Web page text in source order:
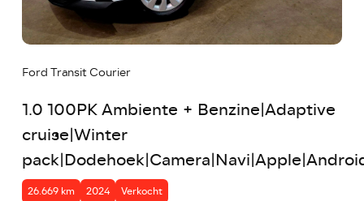
Ford Transit Courier
1.0 100PK Ambiente + Benzine|Adaptive
cruise|Winter
26.669 km 2024 Verkocht